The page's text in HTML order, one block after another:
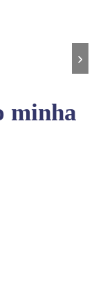
›
minha